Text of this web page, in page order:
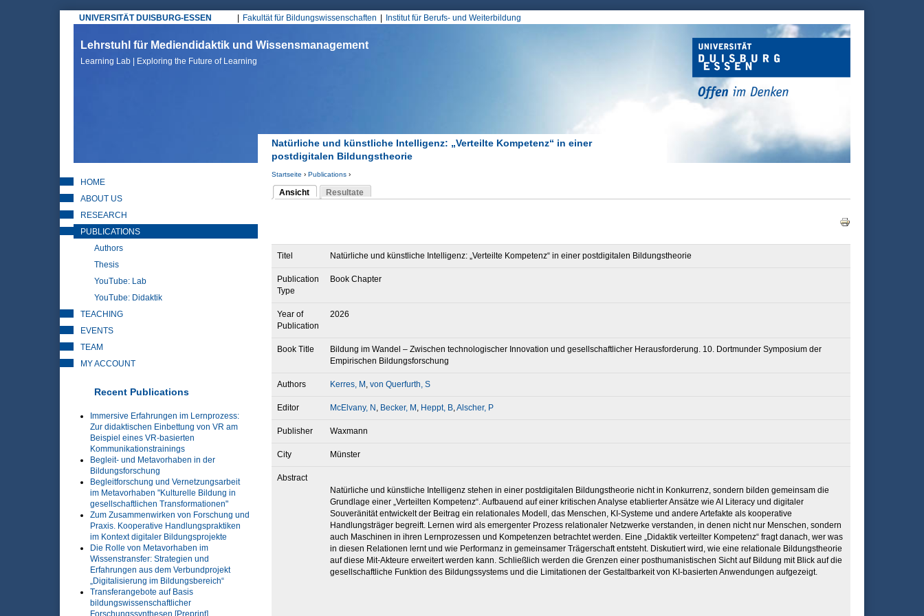
UNIVERSITÄT DUISBURG-ESSEN
Hauptmenü
Fakultät für Bildungswissenschaften Institut für Berufs- und Weiterbildung
Lehrstuhl für Mediendidaktik und Wissensmanagement
Learning Lab | Exploring the Future of Learning
Natürliche und künstliche Intelligenz: „Verteilte Kompetenz“ in einer
postdigitalen Bildungstheorie
Sie sind hier
Startseite › Publications›
Ansicht
(aktiver Reiter)
Resultate
Titel Natürliche und künstliche Intelligenz: „Verteilte Kompetenz“ in einer postdigitalen Bildungstheorie
Publication
Type
Book Chapter
Year of
Publication
2026
Book Title
Bildung im Wandel – Zwischen technologischer Innovation und gesellschaftlicher Herausforderung. 10. Dortmunder Symposium der
Empirischen Bildungsforschung
Authors Kerres, M , von Querfurth, S
Editor McElvany, N , Becker, M , Heppt, B,Alscher, P
Publisher Waxmann
City Münster
Abstract
Natürliche und künstliche Intelligenz stehen in einer postdigitalen Bildungstheorie nicht in Konkurrenz, sondern bilden gemeinsam die
Grundlage einer „Verteilten Kompetenz“. Aufbauend auf einer kritischen Analyse etablierter Ansätze wie AI Literacy und digitaler
Souveränität entwickelt der Beitrag ein relationales Modell, das Menschen, KI-Systeme und andere Artefakte als kooperative
Handlungsträger begreift. Lernen wird als emergenter Prozess relationaler Netzwerke verstanden, in denen nicht nur Menschen, sondern
auch Maschinen in ihren Lernprozessen und Kompetenzen betrachtet werden. Eine „Didaktik verteilter Kompetenz“ fragt danach, wer was
in diesen Relationen lernt und wie Performanz in gemeinsamer Trägerschaft entsteht. Diskutiert wird, wie eine relationale Bildungstheorie
auf diese Mit-Akteure erweitert werden kann. Schließlich werden die Grenzen einer posthumanistischen Sicht auf Bildung mit Blick auf die
gesellschaftliche Funktion des Bildungssystems und die Limitationen der Gestaltbarkeit von KI-basierten Anwendungen aufgezeigt.
HOME
ABOUT US
RESEARCH
PUBLICATIONS
Authors
Thesis
YouTube: Lab
YouTube: Didaktik
TEACHING
EVENTS
TEAM
MY ACCOUNT
Recent Publications
Immersive Erfahrungen im Lernprozess:
Zur didaktischen Einbettung von VR am
Beispiel eines VR-basierten
Kommunikationstrainings
Begleit- und Metavorhaben in der
Bildungsforschung
Begleitforschung und Vernetzungsarbeit
im Metavorhaben "Kulturelle Bildung in
gesellschaftlichen Transformationen"
Zum Zusammenwirken von Forschung und
Praxis. Kooperative Handlungspraktiken
im Kontext digitaler Bildungsprojekte
Die Rolle von Metavorhaben im
Wissenstransfer: Strategien und
Erfahrungen aus dem Verbundprojekt
„Digitalisierung im Bildungsbereich“
Transferangebote auf Basis
bildungswissenschaftlicher
Forschungssynthesen [Preprint]